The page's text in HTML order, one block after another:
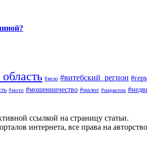
#вело #витебский_регион
#мото #мошенничество #налог #наркотик
ссылкой на страницу статьи.
интернета, все права на